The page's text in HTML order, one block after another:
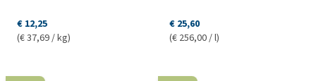
€ 12,25
(€ 37,69 / kg)
€ 25,60
(€ 256,00 / l)